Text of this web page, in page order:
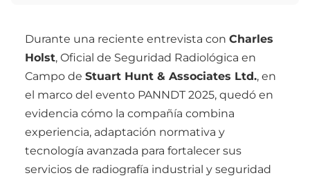
Durante una reciente entrevista con Charles
Holst, Oficial de Seguridad Radiológica en
Campo de Stuart Hunt & Associates Ltd., en
el marco del evento PANNDT 2025, quedó en
evidencia cómo la compañía combina
experiencia, adaptación normativa y
tecnología avanzada para fortalecer sus
servicios de radiografía industrial y seguridad